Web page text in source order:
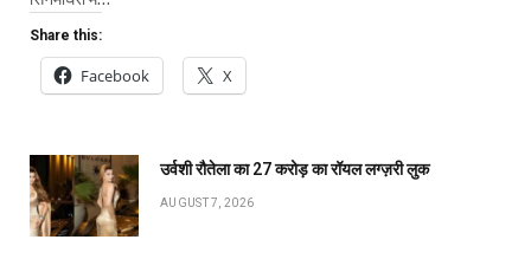
Share this:
Facebook X
उर्वशी रौतेला का ₹27 करोड़ का रॉयल लग्ज़री लुक
AUGUST 7, 2026